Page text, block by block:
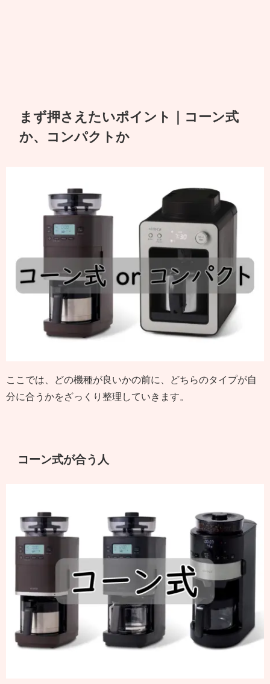
まず押さえたいポイント｜コーン式
か、コンパクトか
ここでは、どの機種が良いかの前に、どちらのタイプが自
分に合うかをざっくり整理していきます。
コーン式が合う人